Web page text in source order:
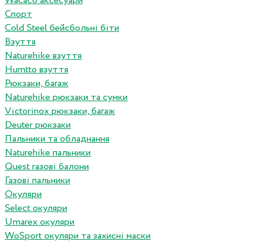
Спорт
Cold Steel бейсбольні біти
Взуття
Naturehike взуття
Humtto взуття
Рюкзаки, багаж
Naturehike рюкзаки та сумки
Victorinox рюкзаки, багаж
Deuter рюкзаки
Пальники та обладнання
Naturehike пальники
Quest газові балони
Газові пальники
Окуляри
Select окуляри
Umarex окуляри
WoSport окуляри та захисні маски